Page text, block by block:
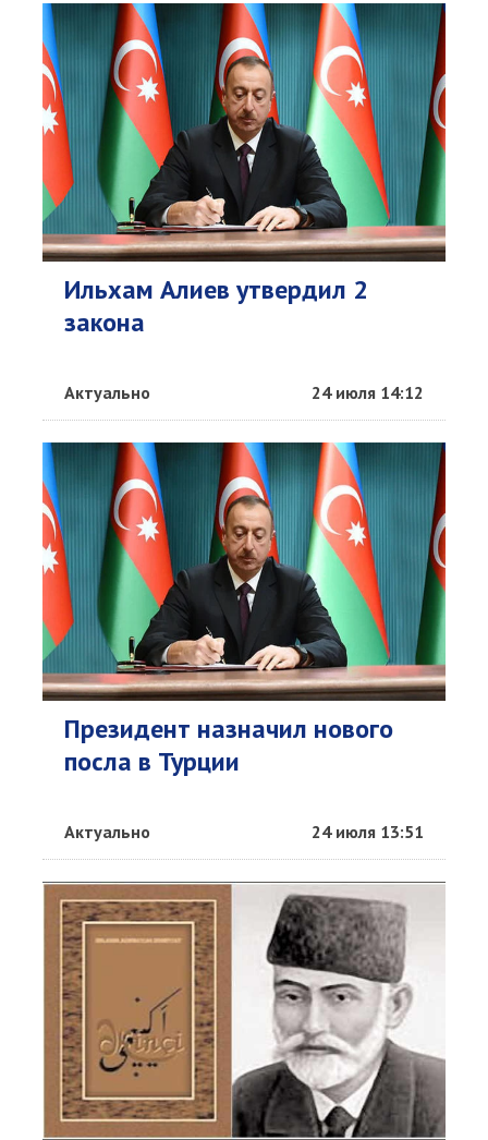
Ильхам Алиев утвердил 2
закона
Актуально 24 июля 14:12
Президент назначил нового
посла в Турции
Актуально 24 июля 13:51